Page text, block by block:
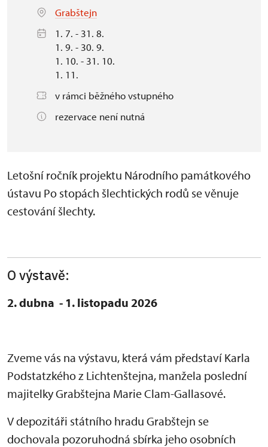
Grabštejn
1. 7. - 31. 8.
1. 9. - 30. 9.
1. 10. - 31. 10.
1. 11.
v rámci běžného vstupného
rezervace není nutná
Letošní ročník projektu Národního památkového
ústavu Po stopách šlechtických rodů se věnuje
cestování šlechty.
O výstavě:
2. dubna - 1. listopadu 2026
Zveme vás na výstavu, která vám představí Karla
Podstatzkého z Lichtenštejna, manžela poslední
majitelky Grabštejna Marie Clam-Gallasové.
V depozitáři státního hradu Grabštejn se
dochovala pozoruhodná sbírka jeho osobních